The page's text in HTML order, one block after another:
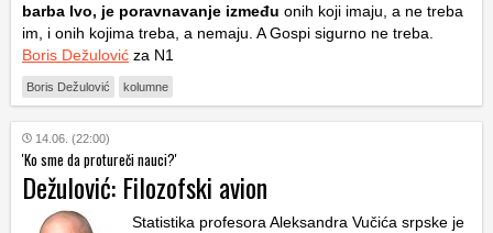
barba Ivo, je poravnavanje između onih koji imaju, a ne treba
im, i onih kojima treba, a nemaju. A Gospi sigurno ne treba.
Boris Dežulović za N1
Boris Dežulović kolumne
14.06. (22:00)
'Ko sme da protureči nauci?'
Dežulović: Filozofski avion
Statistika profesora Aleksandra Vučića srpske je